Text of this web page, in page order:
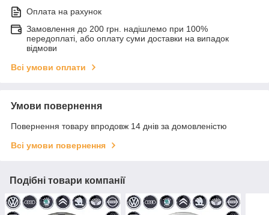
Оплата на рахунок
Замовлення до 200 грн. надішлемо при 100%
передоплаті, або оплату суми доставки на випадок
відмови
Всі умови оплати
Умови повернення
Повернення товару впродовж 14 днів за домовленістю
Всі умови повернення
Подібні товари компанії